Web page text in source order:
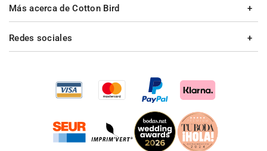
Más acerca de Cotton Bird
Redes sociales